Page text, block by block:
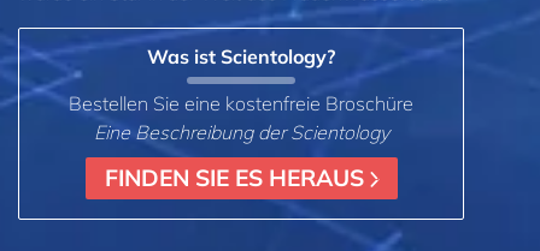
Was ist Scientology?
Bestellen Sie eine kostenfreie Broschüre
Eine Beschreibung der Scientology
FINDEN SIE ES HERAUS